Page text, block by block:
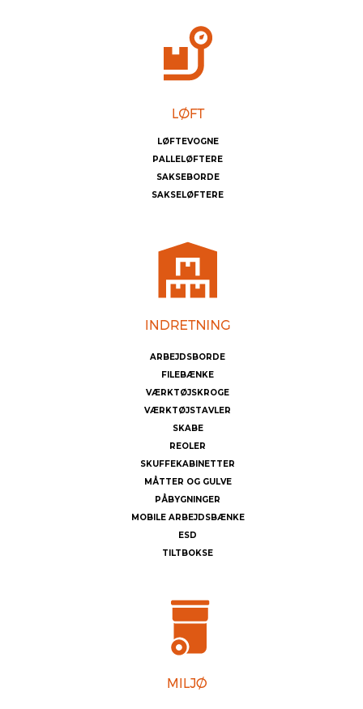
LØFTEVOGNE
PALLELØFTERE
SAKSEBORDE
SAKSELØFTERE
ARBEJDSBORDE
FILEBÆNKE
VÆRKTØJSKROGE
VÆRKTØJSTAVLER
SKABE
REOLER
SKUFFEKABINETTER
MÅTTER OG GULVE
PÅBYGNINGER
MOBILE ARBEJDSBÆNKE
ESD
TILTBOKSE